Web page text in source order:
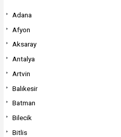
Adana
Afyon
Aksaray
Antalya
Artvin
Balıkesir
Batman
Bilecik
Bitlis